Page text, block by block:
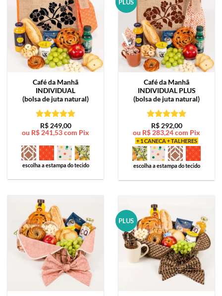
Café da Manhã
INDIVIDUAL
(bolsa de juta natural)
Avaliação5
de 5
R$249,00
ou R$ 241,53com Pix
escolha a estampa do tecido
PLUS
Café da Manhã
INDIVIDUAL PLUS
(bolsa de juta natural)
Avaliação5
de 5
R$292,00
ou R$ 283,24com Pix
+ 1 CANECA + TALHERES
escolha a estampa do tecido
PLUS